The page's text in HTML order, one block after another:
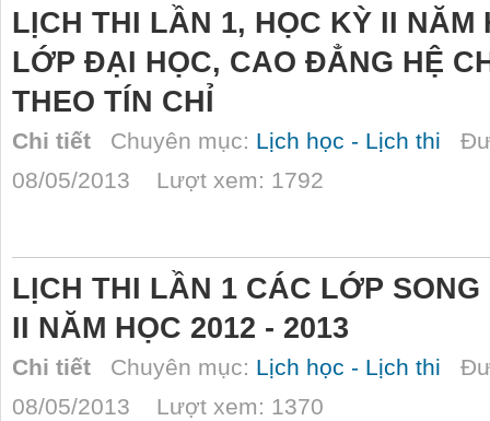
LỊCH THI LẦN 1, HỌC KỲ II NĂM
LỚP ĐẠI HỌC, CAO ĐẲNG HỆ
THEO TÍN CHỈ
Chi tiết Chuyên mục: Lịch học - Lịch thi
08/05/2013 Lượt xem: 1792
LỊCH THI LẦN 1 CÁC LỚP
II NĂM HỌC 2012 - 2013
Chi tiết Chuyên mục: Lịch học - Lịch thi
08/05/2013 Lượt xem: 1370